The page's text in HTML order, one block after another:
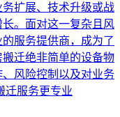
扩展、技术升级或战
。面对这一复杂且风
服务提供商，成为了
迁绝非简单的设备物
风险控制以及对业务
迁服务更专业